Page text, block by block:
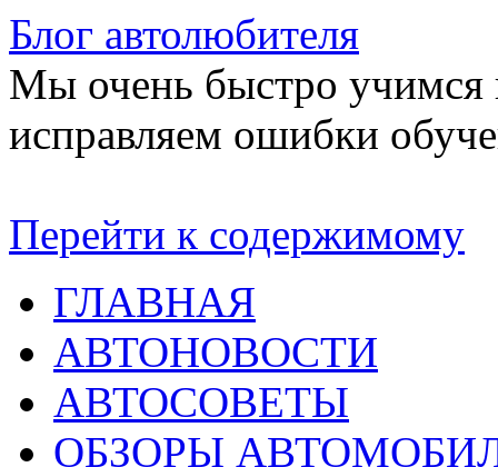
Блог автолюбителя
Мы очень быстро учимся
исправляем ошибки
Перейти к содержимому
ГЛАВНАЯ
АВТОНОВОСТИ
АВТОСОВЕТЫ
ОБЗОРЫ